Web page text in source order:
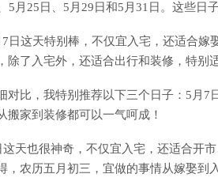
5月25日、5月29日和5月31日。这些日
日这天特别棒，不仅宜入宅，还适合
除了入宅外，还适合出行和装修，特别
对比，我特别推荐以下三个日子：5月7
搬家到装修都可以一气呵成！
这天也很神奇，不仅宜入宅，还适合开
，农历五月初三，宜做的事情从嫁娶到